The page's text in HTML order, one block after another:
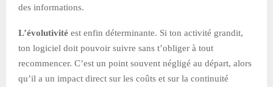
des informations.
L’évolutivité est enfin déterminante. Si ton activité grandit,
ton logiciel doit pouvoir suivre sans t’obliger à tout
recommencer. C’est un point souvent négligé au départ, alors
qu’il a un impact direct sur les coûts et sur la continuité